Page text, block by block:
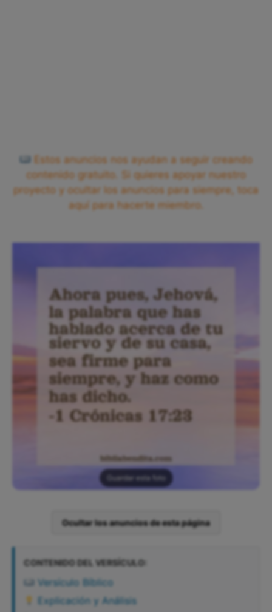
Estos anuncios nos ayudan a seguir creando
contenido gratuito. Si quieres apoyar nuestro
proyecto y ocultar los anuncios para siempre, toca
aquí para hacerte miembro.
Guardar esta foto
Ocultar los anuncios de esta página
CONTENIDO DEL VERSÍCULO:
Versículo Bíblico
Explicación y Análisis